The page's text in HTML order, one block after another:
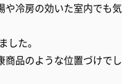
冷房の効いた室内でも気
た。
品のような位置づけでし